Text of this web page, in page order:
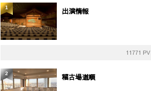
1 出演情報
11771 PV
2 稽古場道順